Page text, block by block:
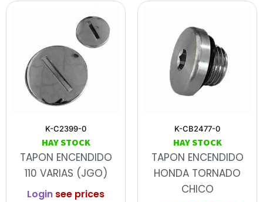
K-C2399-0
HAY STOCK
TAPON ENCENDIDO
110 VARIAS (JGO)
Login see prices
K-CB2477-0
HAY STOCK
TAPON ENCENDIDO
HONDA TORNADO
CHICO